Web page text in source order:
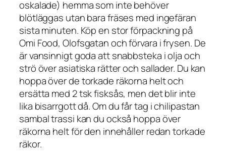
oskalade) hemma som inte behöver
blötläggas utan bara fräses med ingefäran
sista minuten. Köp en stor förpackning på
Omi Food, Olofsgatan och förvara i frysen. De
är vansinnigt goda att snabbsteka i olja och
strö över asiatiska rätter och sallader. Du kan
hoppa över de torkade räkorna helt och
ersätta med 2 tsk fisksås, men det blir inte
lika bisarrgott då. Om du får tag i chilipastan
sambal trassi kan du också hoppa över
räkorna helt för den innehåller redan torkade
räkor.